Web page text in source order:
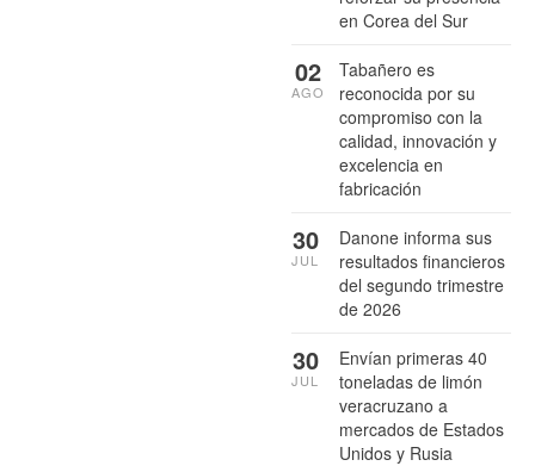
en Corea del Sur
Tabañero es
reconocida por su
compromiso con la
calidad, innovación y
excelencia en
fabricación
02
AGO
Danone informa sus
resultados financieros
del segundo trimestre
de 2026
30
JUL
Envían primeras 40
toneladas de limón
veracruzano a
mercados de Estados
Unidos y Rusia
30
JUL